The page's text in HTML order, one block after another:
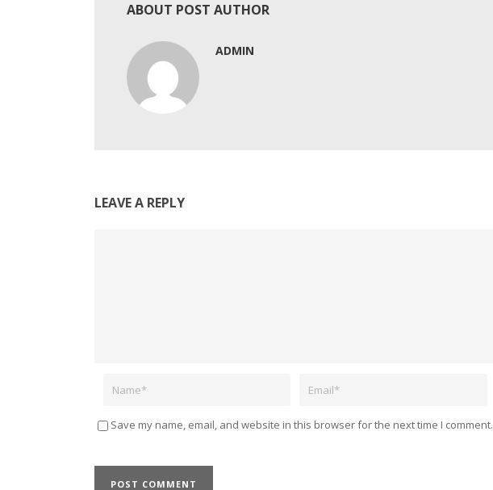
ABOUT POST AUTHOR
ADMIN
LEAVE A REPLY
Save my name, email, and website in this browser for the next time I comment.